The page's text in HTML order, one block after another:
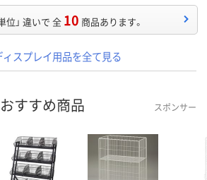
位」 違いで 全 10 商品あります。
スプレイ用品を全て見る
すすめ商品 スポンサー